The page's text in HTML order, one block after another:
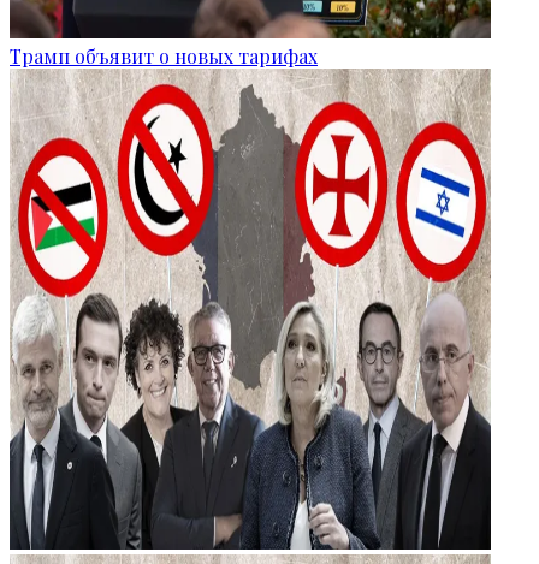
Трамп объявит о новых тарифах